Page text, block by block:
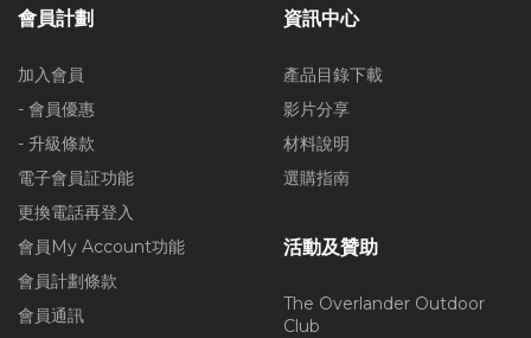
會員計劃
加入會員
- 會員優惠
- 升級條款
電子會員証功能
更換電話再登入
會員My Account功能
會員計劃條款
會員通訊
資訊中心
產品目錄下載
影片分享
材料說明
選購指南
活動及贊助
The Overlander Outdoor
Club